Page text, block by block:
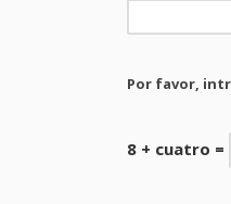
Por favor,
8 + cuatro =